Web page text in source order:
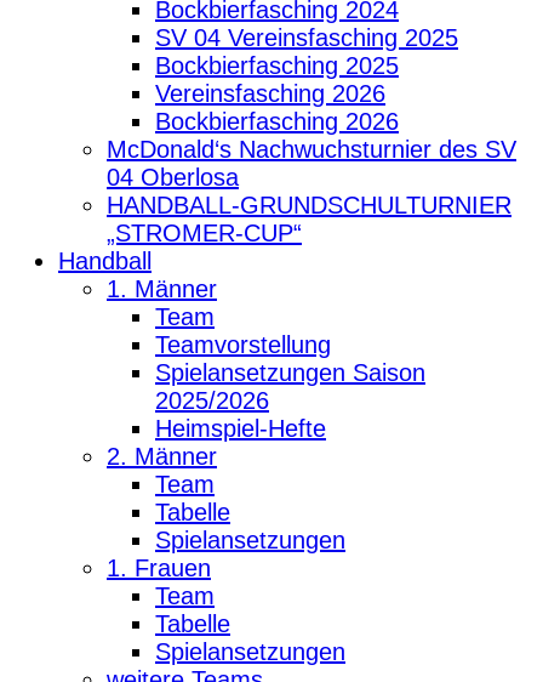
Bockbierfasching 2024
SV 04 Vereinsfasching 2025
Bockbierfasching 2025
Vereinsfasching 2026
Bockbierfasching 2026
McDonald‘s Nachwuchsturnier des SV
04 Oberlosa
HANDBALL-GRUNDSCHULTURNIER
„STROMER-CUP“
Handball
1. Männer
Team
Teamvorstellung
Spielansetzungen Saison
2025/2026
Heimspiel-Hefte
2. Männer
Team
Tabelle
Spielansetzungen
1. Frauen
Team
Tabelle
Spielansetzungen